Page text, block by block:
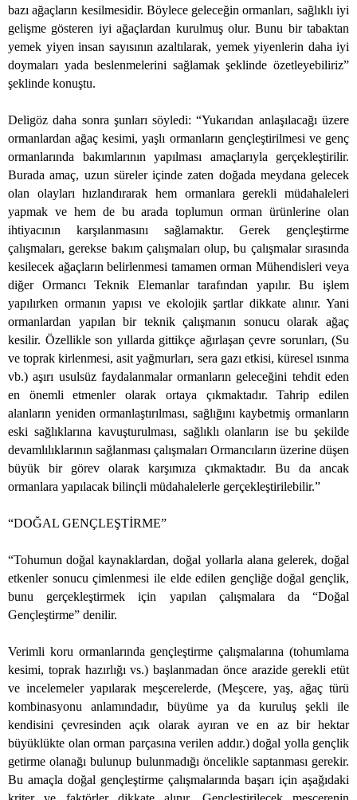
bazı ağaçların kesilmesidir. Böylece geleceğin ormanları, sağlıklı iyi
gelişme gösteren iyi ağaçlardan kurulmuş olur. Bunu bir tabaktan
yemek yiyen insan sayısının azaltılarak, yemek yiyenlerin daha iyi
doymaları yada beslenmelerini sağlamak şeklinde özetleyebiliriz”
şeklinde konuştu.
Deligöz daha sonra şunları söyledi: “Yukarıdan anlaşılacağı üzere
ormanlardan ağaç kesimi, yaşlı ormanların gençleştirilmesi ve genç
ormanlarında bakımlarının yapılması amaçlarıyla gerçekleştirilir.
Burada amaç, uzun süreler içinde zaten doğada meydana gelecek
olan olayları hızlandırarak hem ormanlara gerekli müdahaleleri
yapmak ve hem de bu arada toplumun orman ürünlerine olan
ihtiyacının karşılanmasını sağlamaktır. Gerek gençleştirme
çalışmaları, gerekse bakım çalışmaları olup, bu çalışmalar sırasında
kesilecek ağaçların belirlenmesi tamamen orman Mühendisleri veya
diğer Ormancı Teknik Elemanlar tarafından yapılır. Bu işlem
yapılırken ormanın yapısı ve ekolojik şartlar dikkate alınır. Yani
ormanlardan yapılan bir teknik çalışmanın sonucu olarak ağaç
kesilir. Özellikle son yıllarda gittikçe ağırlaşan çevre sorunları, (Su
ve toprak kirlenmesi, asit yağmurları, sera gazı etkisi, küresel ısınma
vb.) aşırı usulsüz faydalanmalar ormanların geleceğini tehdit eden
en önemli etmenler olarak ortaya çıkmaktadır. Tahrip edilen
alanların yeniden ormanlaştırılması, sağlığını kaybetmiş ormanların
eski sağlıklarına kavuşturulması, sağlıklı olanların ise bu şekilde
devamlılıklarının sağlanması çalışmaları Ormancıların üzerine düşen
büyük bir görev olarak karşımıza çıkmaktadır. Bu da ancak
ormanlara yapılacak bilinçli müdahalelerle gerçekleştirilebilir.”
“DOĞAL GENÇLEŞTİRME”
“Tohumun doğal kaynaklardan, doğal yollarla alana gelerek, doğal
etkenler sonucu çimlenmesi ile elde edilen gençliğe doğal gençlik,
bunu gerçekleştirmek için yapılan çalışmalara da “Doğal
Gençleştirme” denilir.
Verimli koru ormanlarında gençleştirme çalışmalarına (tohumlama
kesimi, toprak hazırlığı vs.) başlanmadan önce arazide gerekli etüt
ve incelemeler yapılarak meşcerelerde, (Meşcere, yaş, ağaç türü
kombinasyonu anlamındadır, büyüme ya da kuruluş şekli ile
kendisini çevresinden açık olarak ayıran ve en az bir hektar
büyüklükte olan orman parçasına verilen addır.) doğal yolla gençlik
getirme olanağı bulunup bulunmadığı öncelikle saptanması gerekir.
Bu amaçla doğal gençleştirme çalışmalarında başarı için aşağıdaki